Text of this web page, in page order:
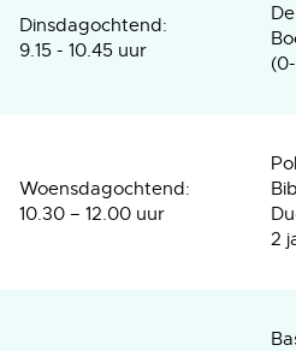
Dinsdagochtend:
9.15 - 10.45 uur
Woensdagochtend:
10.30 – 12.00 uur
2